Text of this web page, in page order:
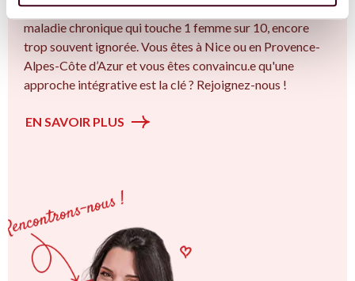
thématique de la fertilité et particulièrement sur l’ Une
maladie chronique qui touche 1 femme sur 10, encore
trop souvent ignorée. Vous êtes à Nice ou en Provence-
Alpes-Côte d’Azur et vous êtes convaincu.e qu'une
approche intégrative est la clé ? Rejoignez-nous !
EN SAVOIR PLUS